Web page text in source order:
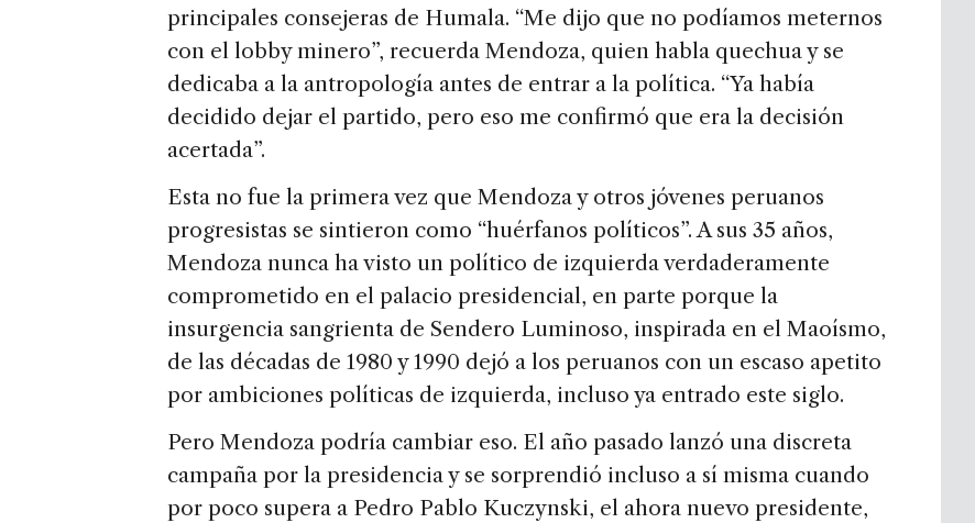
principales consejeras de Humala. “Me dijo que no podíamos meternos
con el lobby minero”, recuerda Mendoza, quien habla quechua y se
dedicaba a la antropología antes de entrar a la política. “Ya había
decidido dejar el partido, pero eso me confirmó que era la decisión
acertada”.
Esta no fue la primera vez que Mendoza y otros jóvenes peruanos
progresistas se sintieron como “huérfanos políticos”. A sus 35 años,
Mendoza nunca ha visto un político de izquierda verdaderamente
comprometido en el palacio presidencial, en parte porque la
insurgencia sangrienta de Sendero Luminoso, inspirada en el Maoísmo,
de las décadas de 1980 y 1990 dejó a los peruanos con un escaso apetito
por ambiciones políticas de izquierda, incluso ya entrado este siglo.
Pero Mendoza podría cambiar eso. El año pasado lanzó una discreta
campaña por la presidencia y se sorprendió incluso a sí misma cuando
por poco supera a Pedro Pablo Kuczynski, el ahora nuevo presidente,